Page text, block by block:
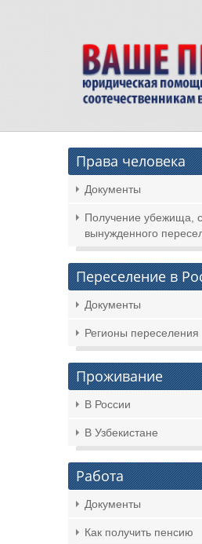
Права человека
Документы
Получение убежища,
вынужденного
Переселение в
Документы
Регионы переселения
Проживание
В России
В Узбекистане
Работа
Документы
Как получить пенсию